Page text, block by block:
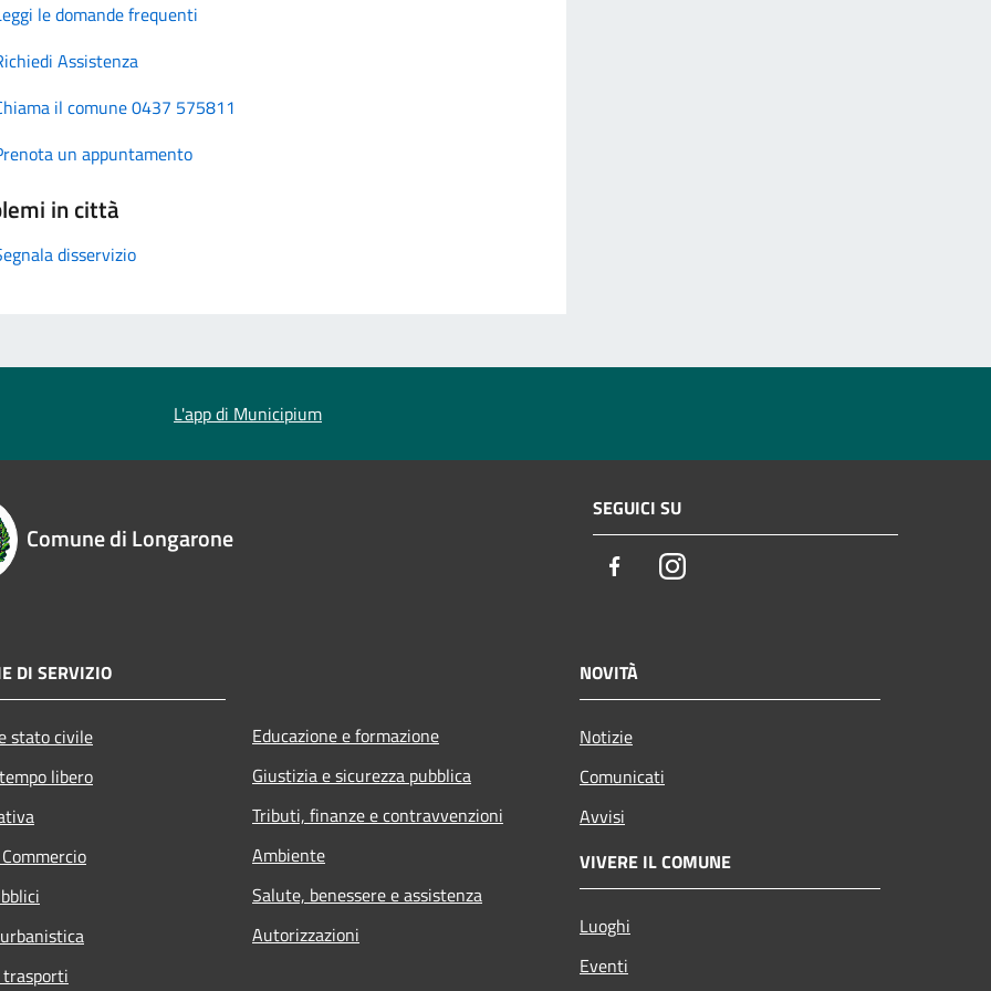
le domande frequenti
Assistenza
il comune 0437 575811
un appuntamento
in città
disservizio
L'app di Municipium
Comune di Longarone
SEGUICI SU
FacebookInstagram
DI SERVIZIO
stato civile
libero
Educazione e formazione
Giustizia e sicurezza pubblica
Tributi, finanze e contravvenzioni
Ambiente
Salute, benessere e assistenza
Autorizzazioni
NOVITÀ
Notizie
Comunicati
Avvisi
VIVERE IL COMUNE
Luoghi
Eventi